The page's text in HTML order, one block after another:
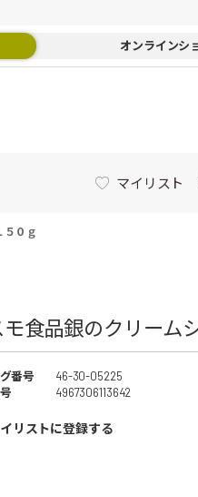
オンラインシ
マイリスト
５０ｇ
モ食品銀のクリーム
番号
46-30-05225
4967306113642
リストに登録する